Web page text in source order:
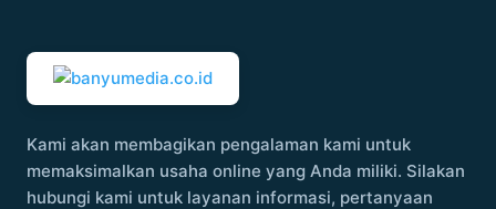
Kami akan membagikan pengalaman kami untuk
memaksimalkan usaha online yang Anda miliki. Silakan
hubungi kami untuk layanan informasi, pertanyaan